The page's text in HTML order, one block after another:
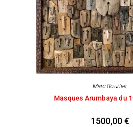
Marc Bourlier
Masques Arumbaya du
1500,00€